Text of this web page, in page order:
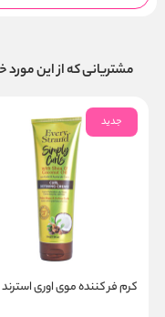
مشتریانی که از این مورد
جدید
کرم فر کننده موی اوری استرند